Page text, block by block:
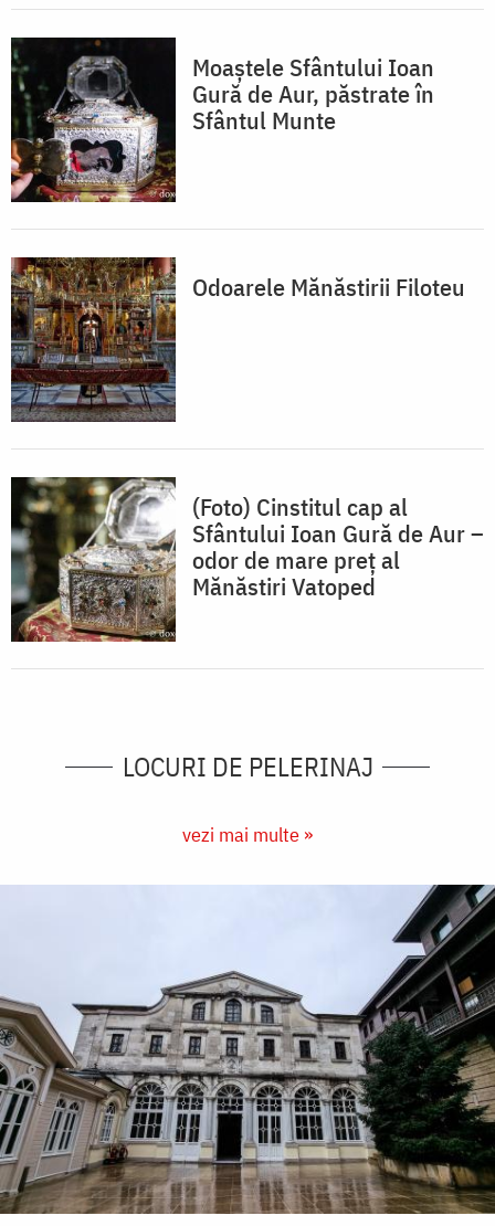
Moaștele Sfântului Ioan
Gură de Aur, păstrate în
Sfântul Munte
Odoarele Mănăstirii Filoteu
(Foto) Cinstitul cap al
Sfântului Ioan Gură de Aur –
odor de mare preț al
Mănăstiri Vatoped
LOCURI DE PELERINAJ
vezi mai multe »